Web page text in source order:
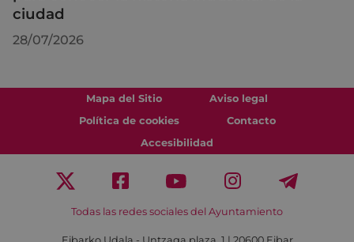
ciudad
28/07/2026
Mapa del Sitio
Aviso legal
Política de cookies
Contacto
Accesibilidad
Todas las redes sociales del Ayuntamiento